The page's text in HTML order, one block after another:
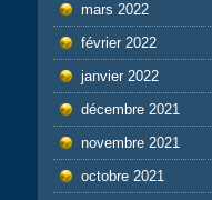
mars 2022
février 2022
janvier 2022
décembre 2021
novembre 2021
octobre 2021